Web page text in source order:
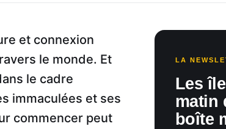
et connexion
le monde. Et
le cadre
immaculées et ses
commencer peut
LA
Les
matin
boîte